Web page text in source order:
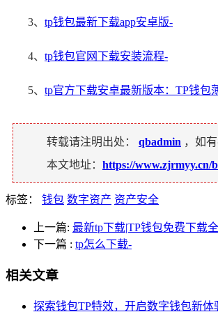
3、 tp钱包最新下载app安卓版-
4、 tp钱包官网下载安装流程-
5、 tp官方下载安卓最新版本：TP钱包
转载请注明出处： qbadmin ，如
本文地址： https://www.zjrmyy.cn/
标签： 钱包 数字资产 资产安全
上一篇: 最新tp下载|TP钱包免费下载
下一篇 : tp怎么下载-
相关文章
探索钱包TP特效，开启数字钱包新体